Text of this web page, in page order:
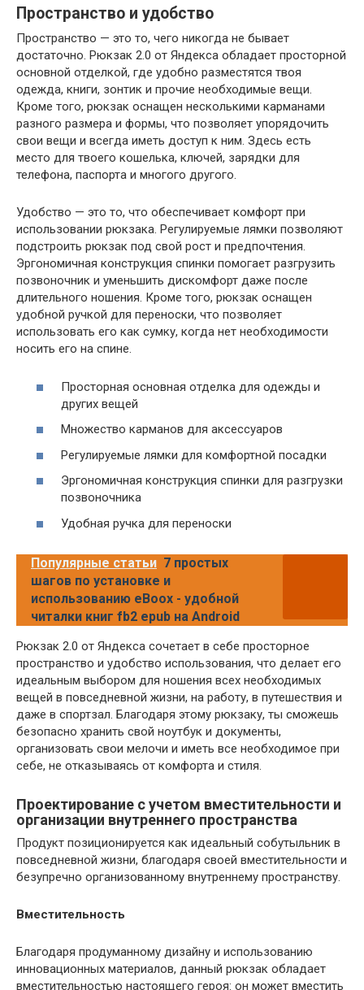
Пространство и удобство
Пространство — это то, чего никогда не бывает
достаточно. Рюкзак 2.0 от Яндекса обладает просторной
основной отделкой, где удобно разместятся твоя
одежда, книги, зонтик и прочие необходимые вещи.
Кроме того, рюкзак оснащен несколькими карманами
разного размера и формы, что позволяет упорядочить
свои вещи и всегда иметь доступ к ним. Здесь есть
место для твоего кошелька, ключей, зарядки для
телефона, паспорта и многого другого.
Удобство — это то, что обеспечивает комфорт при
использовании рюкзака. Регулируемые лямки позволяют
подстроить рюкзак под свой рост и предпочтения.
Эргономичная конструкция спинки помогает разгрузить
позвоночник и уменьшить дискомфорт даже после
длительного ношения. Кроме того, рюкзак оснащен
удобной ручкой для переноски, что позволяет
использовать его как сумку, когда нет необходимости
носить его на спине.
Просторная основная отделка для одежды и
других вещей
Множество карманов для аксессуаров
Регулируемые лямки для комфортной посадки
Эргономичная конструкция спинки для разгрузки
позвоночника
Удобная ручка для переноски
Популярные статьи 7 простых
шагов по установке и
использованию eBoox - удобной
читалки книг fb2 epub на Android
Рюкзак 2.0 от Яндекса сочетает в себе просторное
пространство и удобство использования, что делает его
идеальным выбором для ношения всех необходимых
вещей в повседневной жизни, на работу, в путешествия и
даже в спортзал. Благодаря этому рюкзаку, ты сможешь
безопасно хранить свой ноутбук и документы,
организовать свои мелочи и иметь все необходимое при
себе, не отказываясь от комфорта и стиля.
Проектирование с учетом вместительности и
организации внутреннего пространства
Продукт позиционируется как идеальный собутыльник в
повседневной жизни, благодаря своей вместительности и
безупречно организованному внутреннему пространству.
Вместительность
Благодаря продуманному дизайну и использованию
инновационных материалов, данный рюкзак обладает
вместительностью настоящего героя: он может вместить